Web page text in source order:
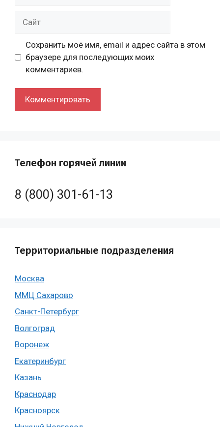
Сохранить моё имя, email и адрес сайта в этом
браузере для последующих моих
комментариев.
Телефон горячей линии
8 (800) 301-61-13
Территориальные подразделения
Москва
ММЦ Сахарово
Санкт-Петербург
Волгоград
Воронеж
Екатеринбург
Казань
Краснодар
Красноярск